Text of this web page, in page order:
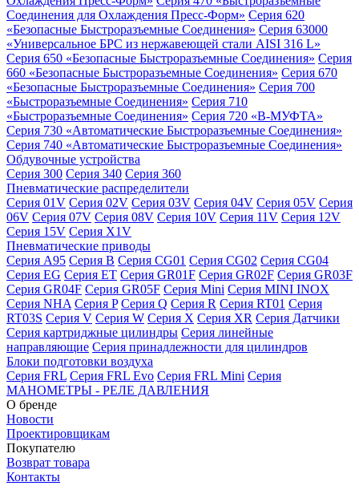
Соединения для Охлаждения Пресс-Форм» Серия 620
«Безопасные Быстроразъемные Соединения» Серия 63000
«Универсальное БРС из нержавеющей стали AISI 316 L»
Серия 650 «Безопасные Быстроразъемные Соединения» Серия
660 «Безопасные Быстроразъемные Соединения» Серия 670
«Безопасные Быстроразъемные Соединения» Серия 700
«Быстроразъемные Соединения» Серия 710
«Быстроразъемные Соединения» Серия 720 «B-МУФТА»
Серия 730 «Автоматические Быстроразъемные Соединения»
Серия 740 «Автоматические Быстроразъемные Соединения»
Обдувочные устройства
Серия 300 Серия 340 Серия 360
Пневматические распределители
Серия 01V Серия 02V Серия 03V Серия 04V Серия 05V Серия
06V Серия 07V Серия 08V Серия 10V Серия 11V Серия 12V
Серия 15V Серия X1V
Пневматические приводы
Серия A95 Серия B Серия CG01 Серия CG02 Серия CG04
Серия EG Серия ET Серия GR01F Серия GR02F Серия GR03F
Серия GR04F Серия GR05F Серия Mini Серия MINI INOX
Серия NHA Серия P Серия Q Серия R Серия RT01 Серия
RT03S Серия V Серия W Серия X Серия XR Серия Датчики
Серия картриджные цилиндры Серия линейные
направляющие Серия принадлежности для цилиндров
Блоки подготовки воздуха
Серия FRL Серия FRL Evo Серия FRL Mini Серия
МАНОМЕТРЫ - РЕЛЕ ДАВЛЕНИЯ
О бренде
Новости
Проектировщикам
Покупателю
Возврат товара
Контакты